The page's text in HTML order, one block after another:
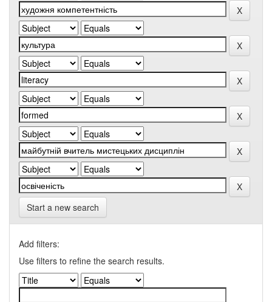
Start a new search
Add filters:
Use filters to refine the search results.